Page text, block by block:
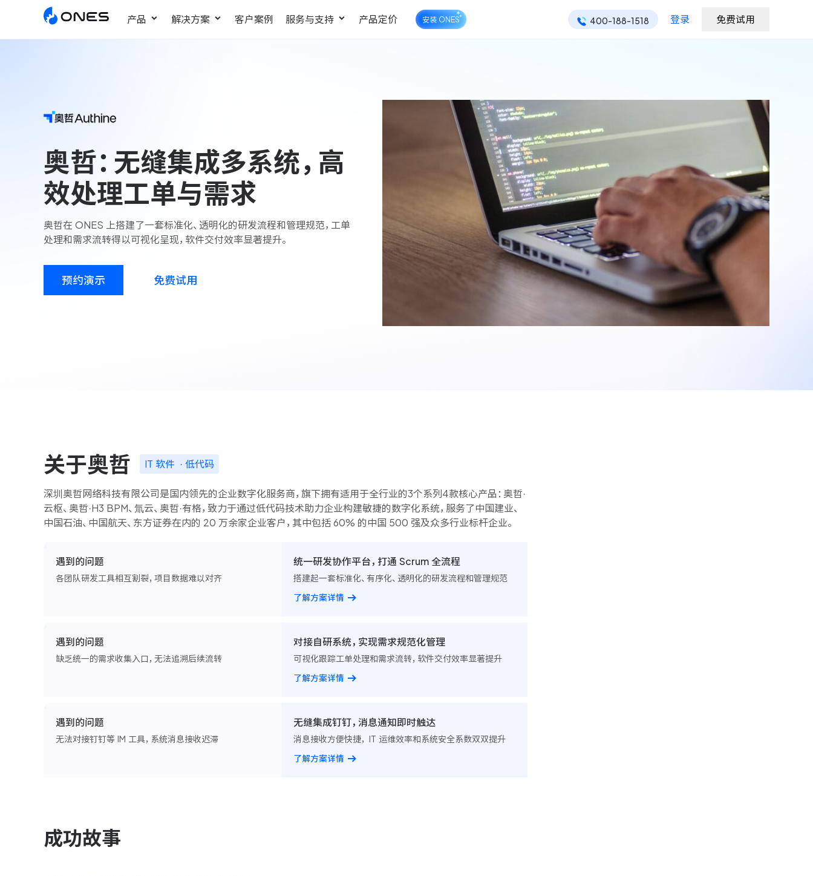
产品
ONES Project ONES Desk
工单管理
ONES Assistant
解决方案
瀑布项目管理
轻松规划项目和跟踪进度
研发效能管理
可持续地交付端到端的价值
客户案例 服务与支持
ONES 资讯
产品定价 安装 ONES 400-188-1518 登录 免费试用
奥哲：无缝集成多系统，高
效处理工单与需求
奥哲在 ONES 上搭建了一套标准化、透明化的研发流程和管理规范，工单
处理和需求流转得以可视化呈现，软件交付效率显著提升。
预约演示 免费试用
关于奥哲 IT 软件 · 低代码
深圳奥哲网络科技有限公司是国内领先的企业数字化服务商，旗下拥有适用于全行业的3个系列4款核心产品：奥哲·
云枢、奥哲·H3 BPM、氚云、奥哲·有格，致力于通过低代码技术助力企业构建敏捷的数字化系统，服务了中国建业、
中国石油、中国航天、东方证券在内的 20 万余家企业客户，其中包括 60% 的中国 500 强及众多行业标杆企业。
遇到的问题
各团队研发工具相互割裂，项目数据难以对齐
统一研发协作平台，打通 Scrum 全流程
搭建起一套标准化、有序化、透明化的研发流程和管理规范
了解方案详情
遇到的问题
缺乏统一的需求收集入口，无法追溯后续流转
对接自研系统，实现需求规范化管理
可视化跟踪工单处理和需求流转，软件交付效率显著提升
了解方案详情
遇到的问题
无法对接钉钉等 IM 工具，系统消息接收迟滞
无缝集成钉钉，消息通知即时触达
消息接收方便快捷， IT 运维效率和系统安全系数双双提升
了解方案详情
成功故事